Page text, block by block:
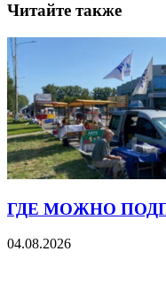
Читайте также
ГДЕ МОЖНО
04.08.2026